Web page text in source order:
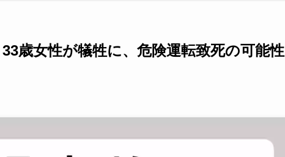
歳女性が犠牲に、危険運転致死の可能性